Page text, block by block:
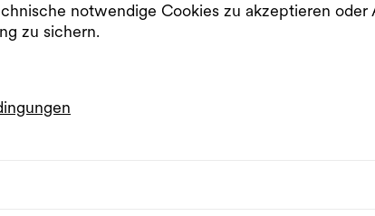
notwendige Cookies zu akzeptieren oder
zu sichern.